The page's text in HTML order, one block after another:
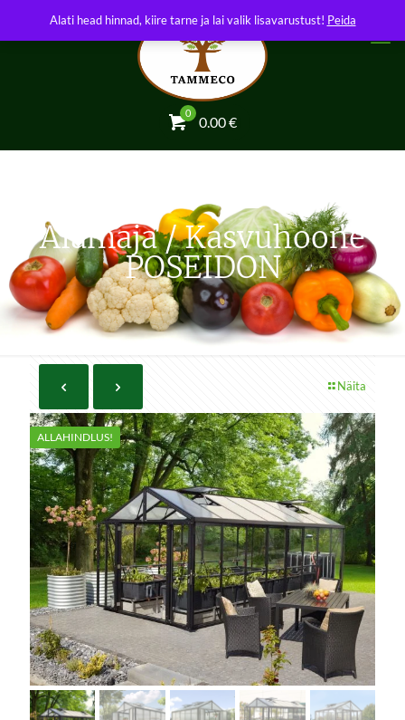
0
0.00€
Aiamaja / Kasvuhoone
POSEIDON
Näita
ALLAHINDLUS!
Alati head hinnad, kiire tarne ja lai valik lisavarustust! Peida